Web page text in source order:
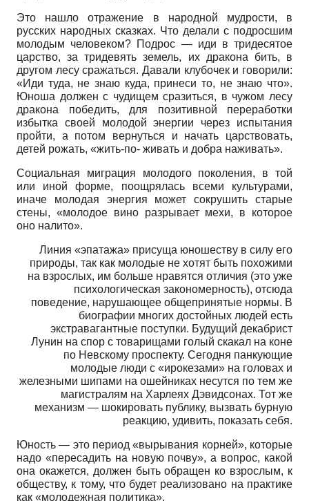
Это нашло отражение в народной мудрости, в
русских народных сказках. Что делали с подросшим
молодым человеком? Подрос — иди в тридесятое
царство, за тридевять земель, их дракона бить, в
другом лесу сражаться. Давали клубочек и говорили:
«Иди туда, не знаю куда, принеси то, не знаю что».
Юноша должен с чудищем сразиться, в чужом лесу
дракона победить, для позитивной переработки
избытка своей молодой энергии через испытания
пройти, а потом вернуться и начать царствовать,
детей рожать, «жить-по- живать и добра наживать».
Социальная миграция молодого поколения, в той
или иной форме, поощрялась всеми культурами,
иначе молодая энергия может сокрушить старые
стены, «молодое вино разрывает мехи, в которое
оно налито».
Линия «эпатажа» присуща юношеству в силу его
природы, так как молодые не хотят быть похожими
на взрослых, им больше нравятся отличия (это уже
психологическая закономерность), отсюда
поведение, нарушающее общепринятые нормы. В
биографии многих достойных людей есть
экстравагантные поступки. Будущий декабрист
Лунин на спор с товарищами голый скакал на коне
по Невскому проспекту. Сегодня панкующие
молодые люди с «ирокезами» на головах и
железными шипами на ошейниках несутся по тем же
магистралям на Харлеях Дэвидсонах. Тот же
механизм — шокировать публику, вызвать бурную
реакцию, удивить, показать себя.
Юность — это период «вырывания корней», которые
надо «пересадить на новую почву», а вопрос, какой
она окажется, должен быть обращен ко взрослым, к
обществу, к тому, что будет реализовано на практике
как «молодежная политика».